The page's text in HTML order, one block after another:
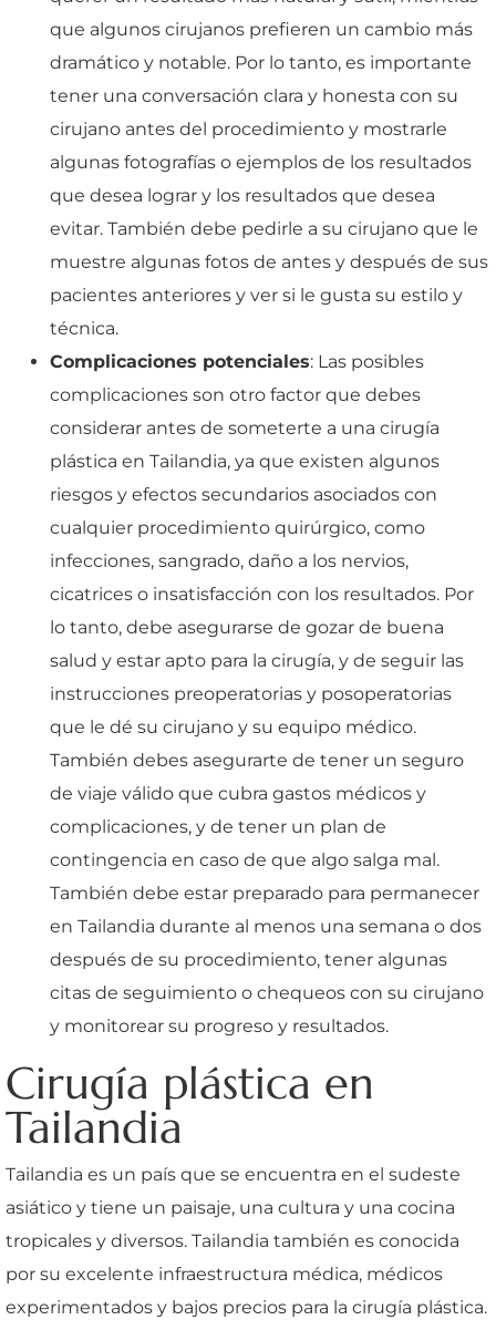
que algunos cirujanos prefieren un cambio más
dramático y notable. Por lo tanto, es importante
tener una conversación clara y honesta con su
cirujano antes del procedimiento y mostrarle
algunas fotografías o ejemplos de los resultados
que desea lograr y los resultados que desea
evitar. También debe pedirle a su cirujano que le
muestre algunas fotos de antes y después de sus
pacientes anteriores y ver si le gusta su estilo y
técnica.
Complicaciones potenciales: Las posibles
complicaciones son otro factor que debes
considerar antes de someterte a una cirugía
plástica en Tailandia, ya que existen algunos
riesgos y efectos secundarios asociados con
cualquier procedimiento quirúrgico, como
infecciones, sangrado, daño a los nervios,
cicatrices o insatisfacción con los resultados. Por
lo tanto, debe asegurarse de gozar de buena
salud y estar apto para la cirugía, y de seguir las
instrucciones preoperatorias y posoperatorias
que le dé su cirujano y su equipo médico.
También debes asegurarte de tener un seguro
de viaje válido que cubra gastos médicos y
complicaciones, y de tener un plan de
contingencia en caso de que algo salga mal.
También debe estar preparado para permanecer
en Tailandia durante al menos una semana o dos
después de su procedimiento, tener algunas
citas de seguimiento o chequeos con su cirujano
y monitorear su progreso y resultados.
Cirugía plástica en
Tailandia
Tailandia es un país que se encuentra en el sudeste
asiático y tiene un paisaje, una cultura y una cocina
tropicales y diversos. Tailandia también es conocida
por su excelente infraestructura médica, médicos
experimentados y bajos precios para la cirugía plástica.